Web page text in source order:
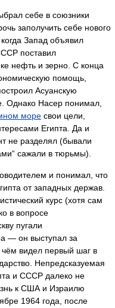
себе в союзники
заполучить себе нового
когда Запад объявил
поставил
нефть и зерно. С конца
помощь,
Асуанскую
Однако Насер понимал,
море свои цели,
Египта. Да и
не разделял (бывали
сажали в тюрьмы).
и понимал, что
от западных держав.
курс (хотя сам
в вопросе
пугали
— он выступал за
чём видел первый шаг в
Непредсказуемая
и СССР далеко не
к США и Израилю
1964 года, после